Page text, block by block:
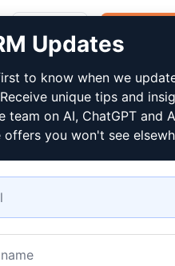
Updates
to know when we
unique tips and
team on AI, ChatGPT and
offers you won't see